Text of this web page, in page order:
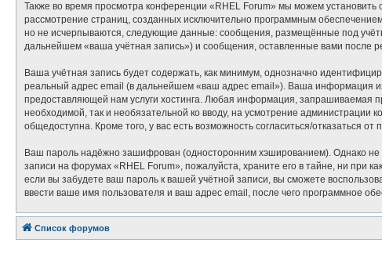
Также во время просмотра конференции «RHEL Forum» мы можем
рассмотрение страниц, созданных исключительно программным
но не исчерпываются, следующие данные: сообщения, размещённые под
дальнейшем «ваша учётная запись») и сообщения, оставленные вами после
Ваша учётная запись будет содержать, как минимум, однозначно
реальный адрес email (в дальнейшем «ваш адрес email»). Ваша информация
предоставляющей нам услуги хостинга. Любая информация, запрашиваемая
необходимой, так и необязательной ко вводу, на усмотрение
общедоступна. Кроме того, у вас есть возможность согласиться/отказаться
Ваш пароль надёжно зашифрован (односторонним хэшированием). Однако не
записи на форумах «RHEL Forum», пожалуйста, храните его в тайне, ни при
если вы забудете ваш пароль к вашей учётной записи, вы сможете
ввести ваше имя пользователя и ваш адрес email, после чего программное
Список форумов